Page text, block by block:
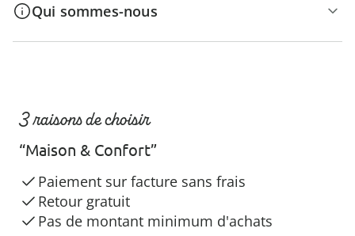
Qui sommes-nous
3 raisons de choisir
“Maison & Confort”
Paiement sur facture sans frais
Retour gratuit
Pas de montant minimum d'achats